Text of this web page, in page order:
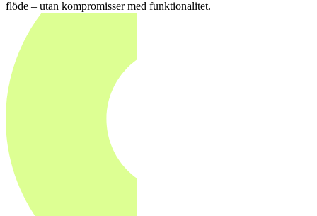
flöde – utan kompromisser med funktionalitet.